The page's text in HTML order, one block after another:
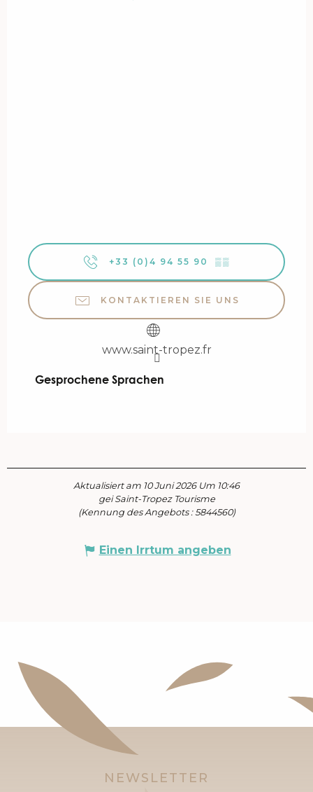
+33 (0)4 94 55 90 ▒▒
KONTAKTIEREN SIE UNS
www.saint-tropez.fr
Gesprochene Sprachen
Gesprochene Sprachen
Aktualisiert am 10 Juni 2026 Um 10:46
gei Saint-Tropez Tourisme
(Kennung des Angebots :5844560)
Einen Irrtum angeben
NEWSLETTER